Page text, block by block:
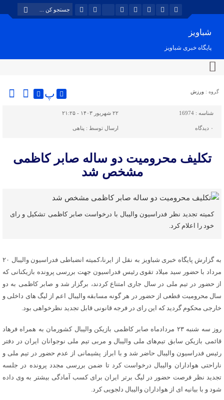
شباویز
پایگاه خبری شباویز
گروه : ورزش پ
شناسه : 16974 ۲۲ شهریور ۱۴۰۳ - ۲۱:۲۵
۰ دیدگاه ارسال توسط : پناهی
تکلیف محرومیت دو ساله صابر کاظمی
مشخص شد
کمیته تجدید نظر فدراسیون والیبال با درخواست صابر کاظمی تشکیل و رای
خود را اعلام کرد.
به گزارش پایگاه خبری شباویز به نقل از ایرنا،کمیته انضباطی فدراسیون والیبال ۲۰
مرداد با حضور سید میلاد تقوی رئیس فدراسیون جهت بررسی پرونده بازیکنانی که
از حضور در تیم ملی در سال جاری امتناع کردند، برگزار شد و صابر کاظمی به دو
سال محرومیت قطعی از حضور در هر گونه مسابقه والیبال اعم از لیگ های داخلی و
خارجی محکوم گردید که این رای در فرجه قانونی قابل تجدید نظرخواهی بود.
روز سه شنبه ۲۳ مردادماه صابر کاظمی بازیکن والیبال کشورمان به همراه فرهاد
قائمی بازیکن سابق تیم‌های ملی والیبال و مربی تیم ملی نوجوانان ایران در دفتر
رئیس فدراسیون والیبال حاضر شد و با ابراز پشیمانی از عدم حضور در تیم ملی و
ناراحتی هواداران والیبال درخواست کرد تا ضمن بررسی مجدد پرونده در جلسه
تجدید نظر فرصت حضور در لیگ برتر ایران برای کسب آمادگی بیشتر به وی داده
شود و با بیانیه ای از هواداران والیبال دلجویی کرد.